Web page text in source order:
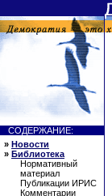
СОДЕРЖАНИЕ:
» Новости
» Библиотека
Нормативный
материал
Публикации ИРИС
Комментарии